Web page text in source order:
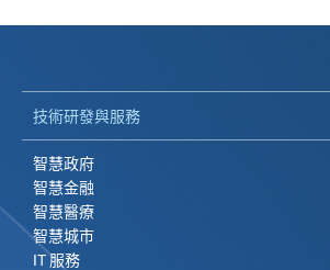
技術研發與服務
智慧政府
智慧金融
智慧醫療
智慧城市
IT 服務